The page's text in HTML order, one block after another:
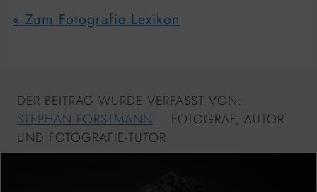
« Zum Fotografie Lexikon
DER BEITRAG WURDE VERFASST VON:
STEPHAN FORSTMANN – FOTOGRAF, AUTOR
UND FOTOGRAFIE-TUTOR